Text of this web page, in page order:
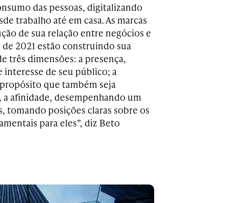
das pessoas, digitalizando
trabalho até em casa. As marcas
de sua relação entre negócios e
2021 estão construindo sua
três dimensões: a presença,
interesse de seu público; a
que também seja
afinidade, desempenhando um
tomando posições claras sobre os
para eles”, diz Beto